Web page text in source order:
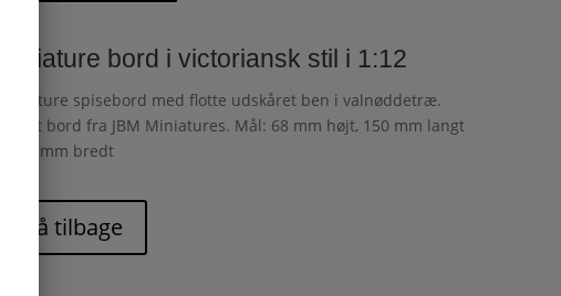
Miniature bord i victoriansk stil i 1:12
Miniature spisebord med flotte udskåret ben i valnøddetræ.
Smukt bord fra JBM Miniatures. Mål: 68 mm højt, 150 mm langt
og 84 mm bredt